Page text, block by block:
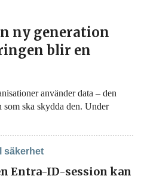
ny generation
blir en
använder data – den
ska skydda den. Under
säkerhet
Entra-ID-session kan